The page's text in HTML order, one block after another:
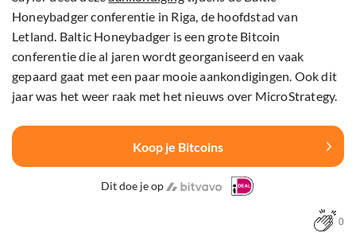
Honeybadger conferentie in Riga, de hoofdstad van
Letland. Baltic Honeybadger is een grote Bitcoin
conferentie die al jaren wordt georganiseerd en vaak
gepaard gaat met een paar mooie aankondigingen. Ook dit
jaar was het weer raak met het nieuws over MicroStrategy.
Koop je Bitcoins
Dit doe je op
0